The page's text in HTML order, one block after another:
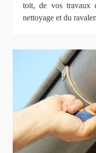
toit, de vos travaux
nettoyage et du